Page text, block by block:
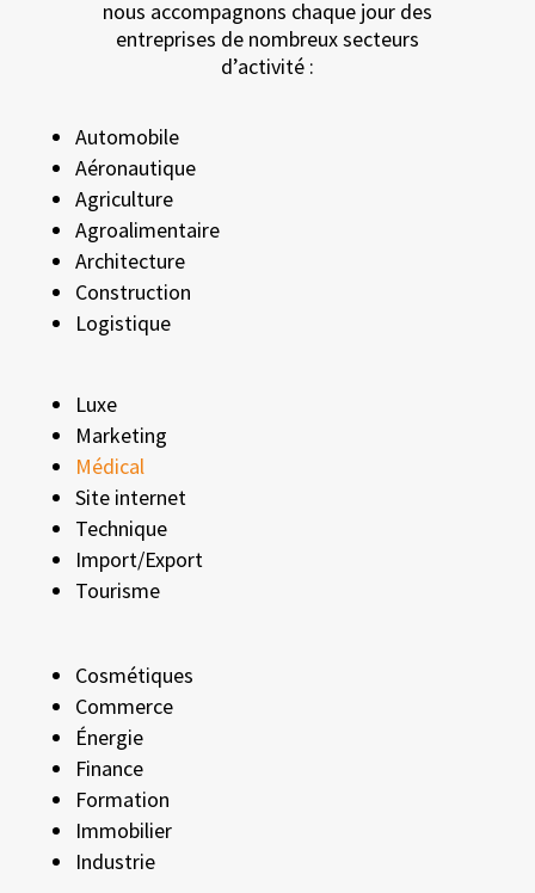
nous accompagnons chaque jour des
entreprises de nombreux secteurs
d’activité :
Automobile
Aéronautique
Agriculture
Agroalimentaire
Architecture
Construction
Logistique
Luxe
Marketing
Médical
Site internet
Technique
Import/Export
Tourisme
Cosmétiques
Commerce
Énergie
Finance
Formation
Immobilier
Industrie